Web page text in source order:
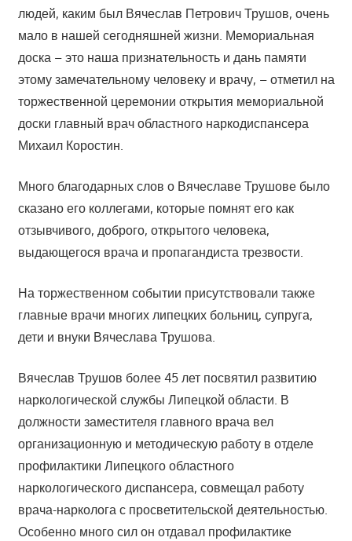
людей, каким был Вячеслав Петрович Трушов, очень
мало в нашей сегодняшней жизни. Мемориальная
доска – это наша признательность и дань памяти
этому замечательному человеку и врачу, – отметил на
торжественной церемонии открытия мемориальной
доски главный врач областного наркодиспансера
Михаил Коростин.
Много благодарных слов о Вячеславе Трушове было
сказано его коллегами, которые помнят его как
отзывчивого, доброго, открытого человека,
выдающегося врача и пропагандиста трезвости.
На торжественном событии присутствовали также
главные врачи многих липецких больниц, супруга,
дети и внуки Вячеслава Трушова.
Вячеслав Трушов более 45 лет посвятил развитию
наркологической службы Липецкой области. В
должности заместителя главного врача вел
организационную и методическую работу в отделе
профилактики Липецкого областного
наркологического диспансера, совмещал работу
врача-нарколога с просветительской деятельностью.
Особенно много сил он отдавал профилактике